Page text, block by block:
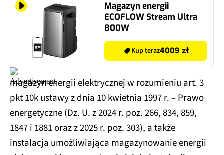
Magazyn energii
ECOFLOW Stream Ultra
800W
Kup teraz4009 zł
magazyn energii elektrycznej w rozumieniu art. 3
pkt 10k ustawy z dnia 10 kwietnia 1997 r. – Prawo
energetyczne (Dz. U. z 2024 r. poz. 266, 834, 859,
1847 i 1881 oraz z 2025 r. poz. 303), a także
instalacja umożliwiająca magazynowanie energii